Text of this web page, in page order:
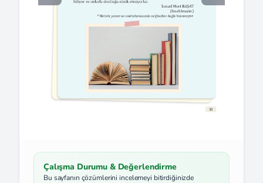
Çalışma Durumu & Değerlendirme
Bu sayfanın çözümlerini incelemeyi bitirdiğinizde